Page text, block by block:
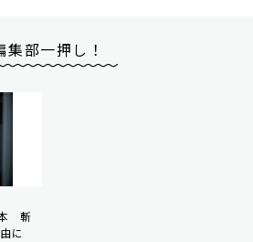
集部一押し！
本 斬
に